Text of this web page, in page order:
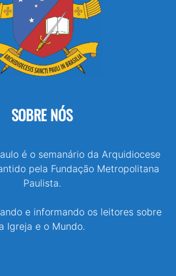
SOBRE NÓS
é o semanário da Arquidiocese
pela Fundação Metropolitana
Paulista.
e informando os leitores sobre
a Igreja e o Mundo.